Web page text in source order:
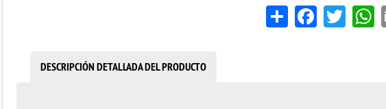
Share FacebookTwitter
DESCRIPCIÓN DETALLADA DEL PRODUCTO